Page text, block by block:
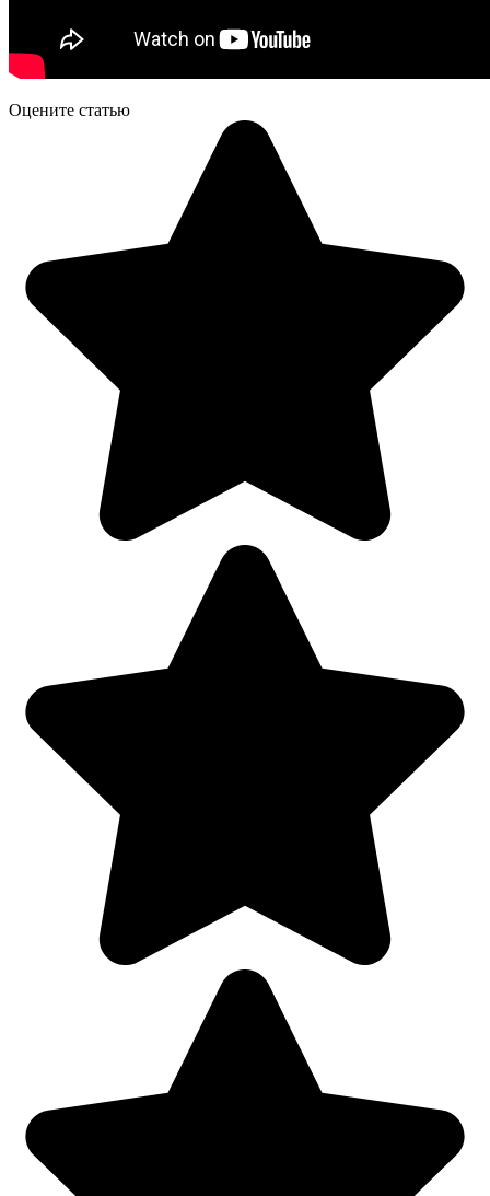
Оцените статью